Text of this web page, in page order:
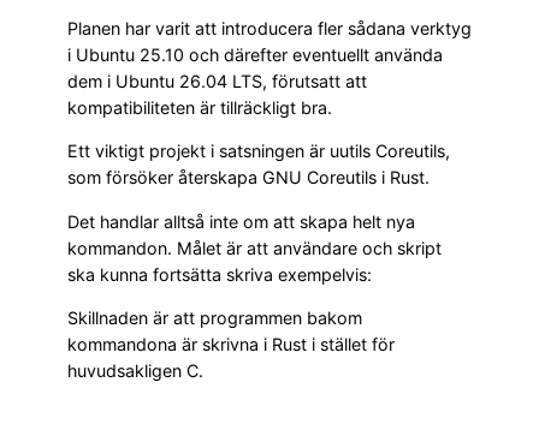
Planen har varit att introducera fler sådana verktyg
i Ubuntu 25.10 och därefter eventuellt använda
dem i Ubuntu 26.04 LTS, förutsatt att
kompatibiliteten är tillräckligt bra.
Ett viktigt projekt i satsningen är uutils Coreutils,
som försöker återskapa GNU Coreutils i Rust.
Det handlar alltså inte om att skapa helt nya
kommandon. Målet är att användare och skript
ska kunna fortsätta skriva exempelvis:
Skillnaden är att programmen bakom
kommandona är skrivna i Rust i stället för
huvudsakligen C.